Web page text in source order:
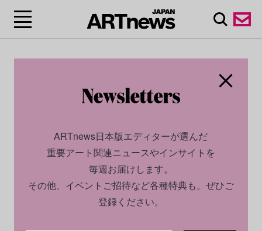
ARTnews日本版エディターが選んだ
重要アート関連ニュースやインサイトを
毎週お届けします。
その他、イベントご招待など各種特典も。ぜひご
登録ください。